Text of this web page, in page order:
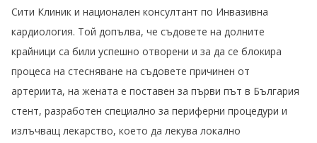
Сити Клиник и национален консултант по Инвазивна
кардиология. Той допълва, че съдовете на долните
крайници са били успешно отворени и за да се блокира
процеса на стесняване на съдовете причинен от
артериита, на жената е поставен за първи път в България
стент, разработен специално за периферни процедури и
излъчващ лекарство, което да лекува локално